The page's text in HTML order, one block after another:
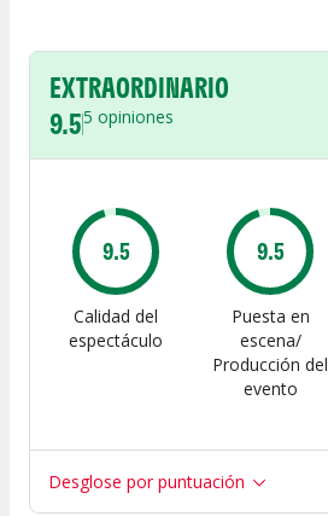
EXTRAORDINARIO
9.55 opiniones
9.5
Calidad del
espectáculo
9.5
Puesta en
escena/
Producción del
evento
Desglose por puntuación